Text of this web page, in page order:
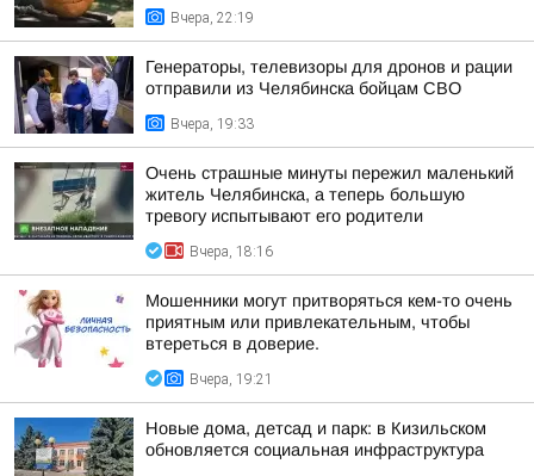
Вчера, 22:19
Генераторы, телевизоры для дронов и рации
отправили из Челябинска бойцам СВО
Вчера, 19:33
Очень страшные минуты пережил маленький
житель Челябинска, а теперь большую
тревогу испытывают его родители
Вчера, 18:16
Мошенники могут притворяться кем-то очень
приятным или привлекательным, чтобы
втереться в доверие.
Вчера, 19:21
Новые дома, детсад и парк: в Кизильском
обновляется социальная инфраструктура